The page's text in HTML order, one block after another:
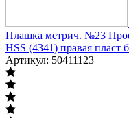
Плашка метрич. №23
HSS (4341) правая пласт
Артикул: 50411123